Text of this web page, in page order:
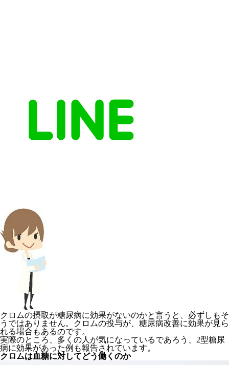
クロムの摂取が糖尿病に効果がないのかと言うと、必ずしもそ
うではありません。クロムの投与が、糖尿病改善に効果が見ら
れる場合もあるのです。
実際のところ、多くの人が気になっているであろう、2型糖尿
病に効果があった例も報告されています。
クロムは血糖に対してどう働くのか